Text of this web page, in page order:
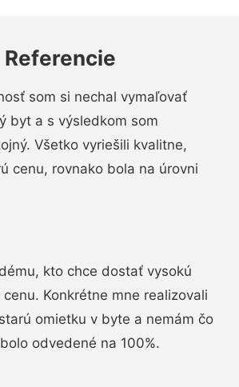
Referencie
som si nechal vymaľovať
byt a s výsledkom som
Všetko vyriešili kvalitne,
cenu, rovnako bola na úrovni
kto chce dostať vysokú
Konkrétne mne realizovali
omietku v byte a nemám čo
odvedené na 100%.